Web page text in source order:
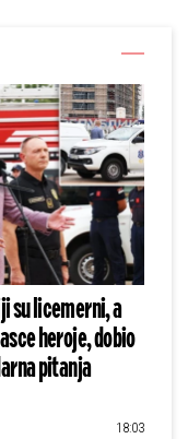
su licemerni, a
heroje, dobio
pitanja
18:03